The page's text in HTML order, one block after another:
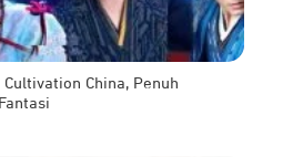
China, Penuh